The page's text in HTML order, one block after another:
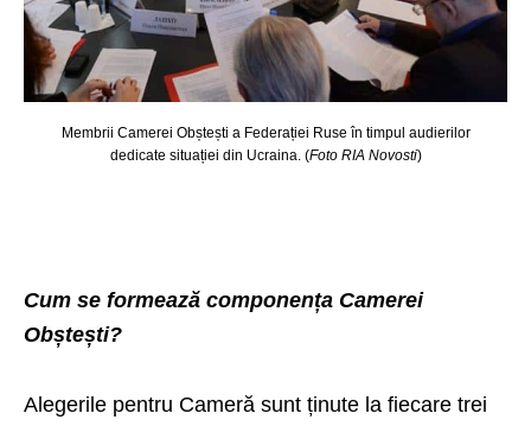
Membrii Camerei Obștești a Federației Ruse în timpul audierilor
dedicate situației din Ucraina. (Foto RIA Novosti)
Cum se formează componența Camerei
Obștești?
Alegerile pentru Cameră sunt ținute la fiecare trei